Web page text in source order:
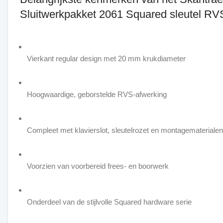
Sluitwerkpakket 2061 Squared sleutel
Vierkant regular design met 20 mm krukdiameter
Hoogwaardige, geborstelde RVS-afwerking
Compleet met klavierslot, sleutelrozet en montagematerialen
Voorzien van voorbereid frees- en boorwerk
Onderdeel van de stijlvolle Squared hardware serie